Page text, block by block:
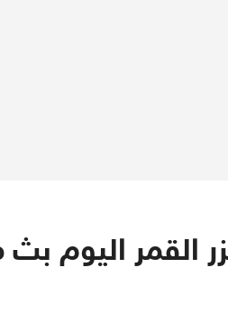
القمر اليوم